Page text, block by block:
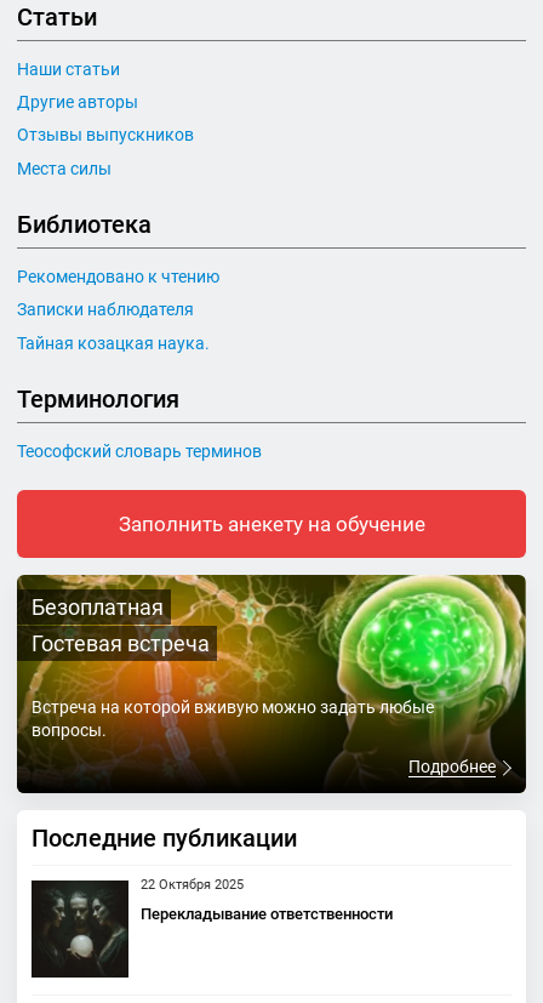
Статьи
Наши статьи
Другие авторы
Отзывы выпускников
Места силы
Библиотека
Рекомендовано к чтению
Записки наблюдателя
Тайная козацкая наука.
Терминология
Теософский словарь терминов
Заполнить анекету на обучение
Безоплатная
Гостевая встреча
Встреча на которой вживую можно задать любые
вопросы.
Подробнее
Последние публикации
22 Октября 2025
Перекладывание ответственности